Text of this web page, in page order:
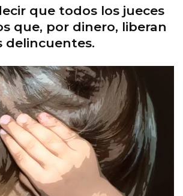
que todos los jueces
que, por dinero, liberan
delincuentes.